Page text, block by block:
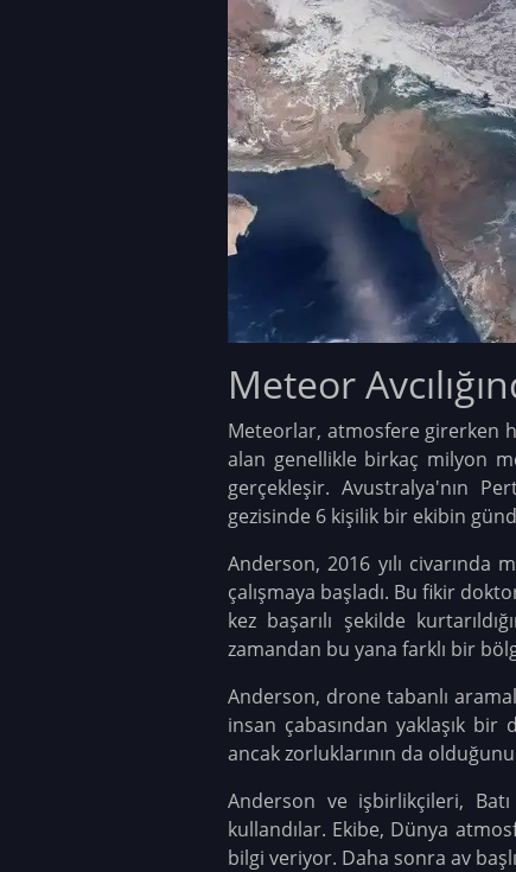
Meteor
Meteorlar, atmosfere girerken
alan genellikle birkaç milyon
gerçekleşir. Avustralya'nın
gezisinde 6 kişilik bir ekibin
Anderson, 2016 yılı civarında
çalışmaya başladı. Bu fikir
kez başarılı şekilde
zamandan bu yana farklı bir
Anderson, drone tabanlı
insan çabasından yaklaşık
ancak zorluklarının da
Anderson ve işbirlikçileri,
kullandılar. Ekibe, Dünya
bilgi veriyor. Daha sonra av